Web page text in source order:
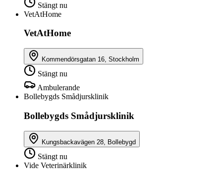
Stängt nu
VetAtHome
VetAtHome
Kommendörsgatan 16, Stockholm
Stängt nu
Ambulerande
Bollebygds Smådjursklinik
Bollebygds Smådjursklinik
Kungsbackavägen 28, Bollebygd
Stängt nu
Vide Veterinärklinik